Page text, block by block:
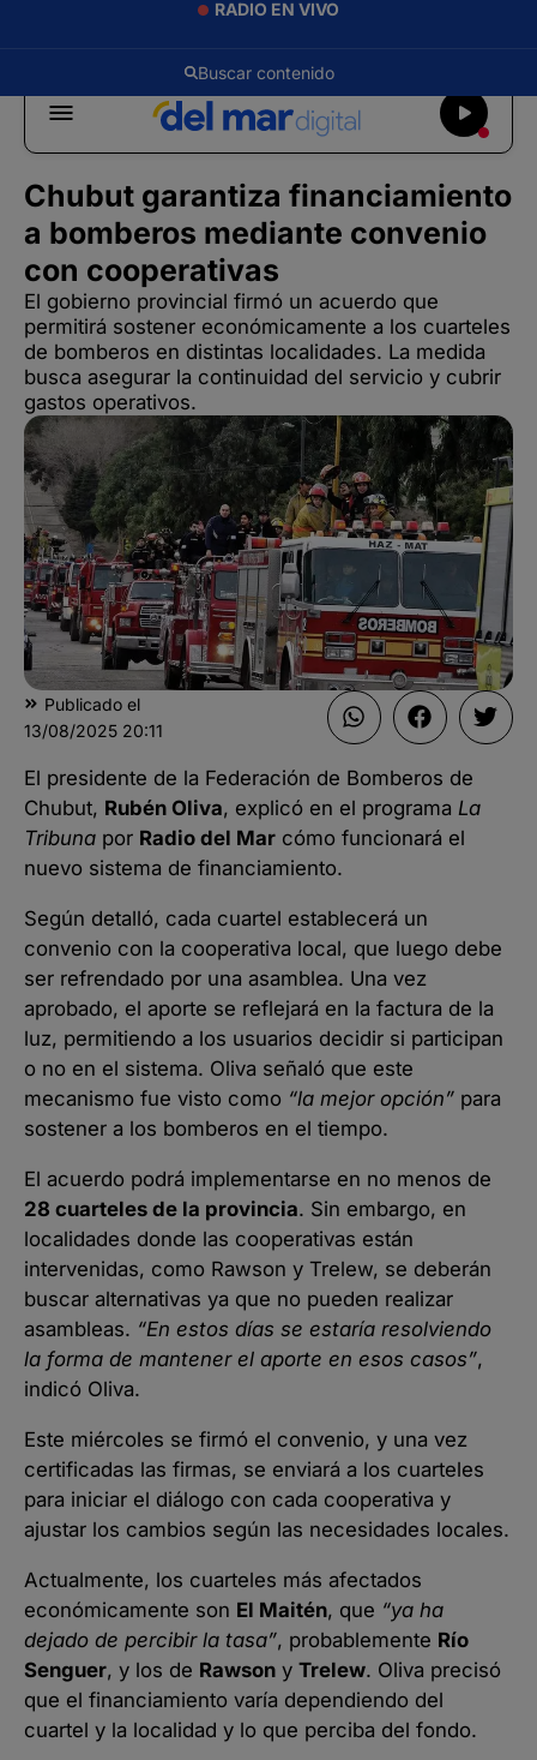
RADIO EN VIVO
Chubut garantiza financiamiento
a bomberos mediante convenio
con cooperativas
El gobierno provincial firmó un acuerdo que
permitirá sostener económicamente a los cuarteles
de bomberos en distintas localidades. La medida
busca asegurar la continuidad del servicio y cubrir
gastos operativos.
Publicado el
13/08/2025 20:11
El presidente de la Federación de Bomberos de
Chubut, Rubén Oliva, explicó en el programa La
Tribuna por Radio del Mar cómo funcionará el
nuevo sistema de financiamiento.
Según detalló, cada cuartel establecerá un
convenio con la cooperativa local, que luego debe
ser refrendado por una asamblea. Una vez
aprobado, el aporte se reflejará en la factura de la
luz, permitiendo a los usuarios decidir si participan
o no en el sistema. Oliva señaló que este
mecanismo fue visto como “la mejor opción” para
sostener a los bomberos en el tiempo.
El acuerdo podrá implementarse en no menos de
28 cuarteles de la provincia. Sin embargo, en
localidades donde las cooperativas están
intervenidas, como Rawson y Trelew, se deberán
buscar alternativas ya que no pueden realizar
asambleas. “En estos días se estaría resolviendo
la forma de mantener el aporte en esos casos”,
indicó Oliva.
Este miércoles se firmó el convenio, y una vez
certificadas las firmas, se enviará a los cuarteles
para iniciar el diálogo con cada cooperativa y
ajustar los cambios según las necesidades locales.
Actualmente, los cuarteles más afectados
económicamente son El Maitén, que “ya ha
dejado de percibir la tasa”, probablemente Río
Senguer, y los de Rawson y Trelew. Oliva precisó
que el financiamiento varía dependiendo del
cuartel y la localidad y lo que perciba del fondo.